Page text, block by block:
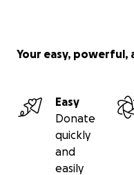
Your easy,
Easy
Donate
quickly
and
easily